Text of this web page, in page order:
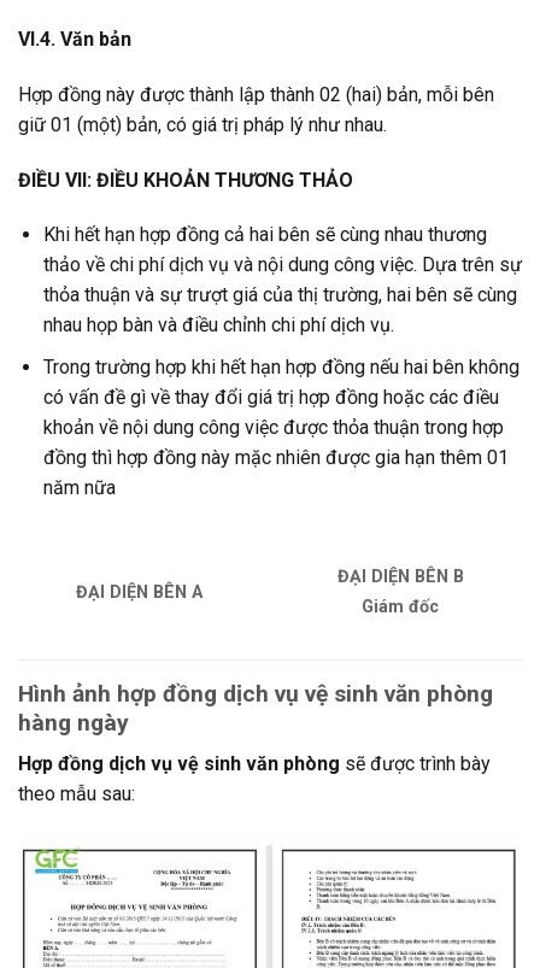
VI.4. Văn bản
Hợp đồng này được thành lập thành 02 (hai) bản, mỗi bên
giữ 01 (một) bản, có giá trị pháp lý như nhau.
ĐIỀU VII: ĐIỀU KHOẢN THƯƠNG THẢO
Khi hết hạn hợp đồng cả hai bên sẽ cùng nhau thương
thảo về chi phí dịch vụ và nội dung công việc. Dựa trên sự
thỏa thuận và sự trượt giá của thị trường, hai bên sẽ cùng
nhau họp bàn và điều chỉnh chi phí dịch vụ.
Trong trường hợp khi hết hạn hợp đồng nếu hai bên không
có vấn đề gì về thay đổi giá trị hợp đồng hoặc các điều
khoản về nội dung công việc được thỏa thuận trong hợp
đồng thì hợp đồng này mặc nhiên được gia hạn thêm 01
năm nữa
ĐẠI DIỆN BÊN A
ĐẠI DIỆN BÊN B
Giám đốc
Hình ảnh hợp đồng dịch vụ vệ sinh văn phòng
hàng ngày
Hợp đồng dịch vụ vệ sinh văn phòng sẽ được trình bày
theo mẫu sau: